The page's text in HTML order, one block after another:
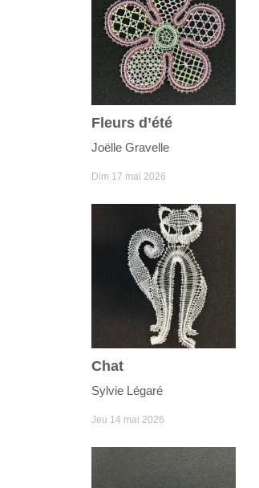
Fleurs d’été
Joëlle Gravelle
Dim 17 mai 2026
Chat
Sylvie Légaré
Jeu 14 mai 2026